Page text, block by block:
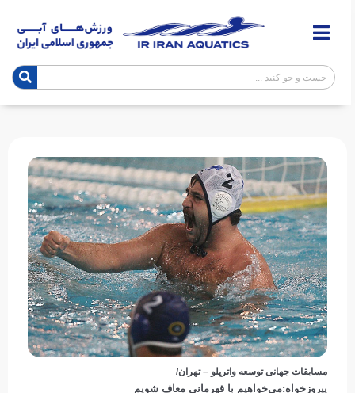
مسابقات جهانی توسعه واترپلو – تهران/
پیروزخواه:می‌خواهیم با قهرمانی معاف شویم